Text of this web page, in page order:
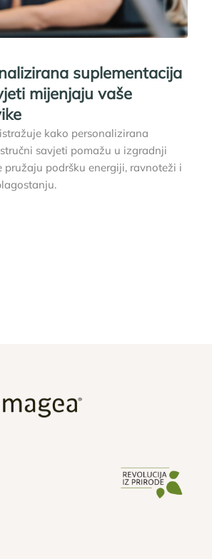
suplementacija
mijenjaju vaše
kako personalizirana
savjeti pomažu u izgradnji
pružaju podršku energiji, ravnoteži i